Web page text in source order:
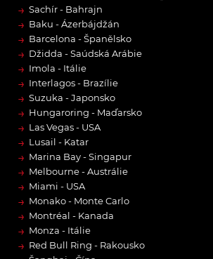
→ Sachír - Bahrajn
→ Baku - Ázerbájdžán
→ Barcelona - Španělsko
→ Džidda - Saúdská Arábie
→ Imola - Itálie
→ Interlagos - Brazílie
→ Suzuka - Japonsko
→ Hungaroring - Maďarsko
→ Las Vegas - USA
→ Lusail - Katar
→ Marina Bay - Singapur
→ Melbourne - Austrálie
→ Miami - USA
→ Monako - Monte Carlo
→ Montréal - Kanada
→ Monza - Itálie
→ Red Bull Ring - Rakousko